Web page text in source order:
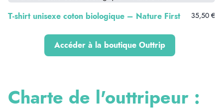
T-shirt unisexe coton biologique – Nature First 35,50 €
Accéder à la boutique Outtrip
Charte de l'outtripeur :